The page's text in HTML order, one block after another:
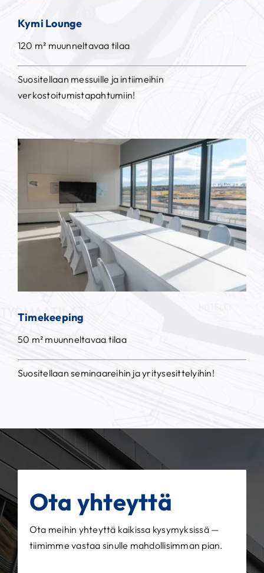
Kymi Lounge
120 m² muunneltavaa tilaa
Suositellaan messuille ja intiimeihin
verkostoitumistapahtumiin!
Timekeeping
50 m² muunneltavaa tilaa
Suositellaan seminaareihin ja yritysesittelyihin!
Ota yhteyttä
Ota meihin yhteyttä kaikissa kysymyksissä —
tiimimme vastaa sinulle mahdollisimman pian.